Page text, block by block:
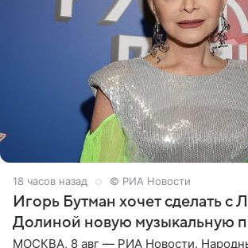
18 часов назад © РИА Новости
Игорь Бутман хочет сделать с
Долиной новую музыкальную
МОСКВА, 8 авг — РИА Новости.